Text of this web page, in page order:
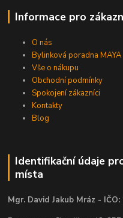
Informace pro
O nás
Bylinková poradna
Vše o nákupu
Obchodní podmínky
Spokojení zákazníci
Kontakty
Blog
Identifikační údaje
místa
Mgr. David Jakub Mráz - IČO: